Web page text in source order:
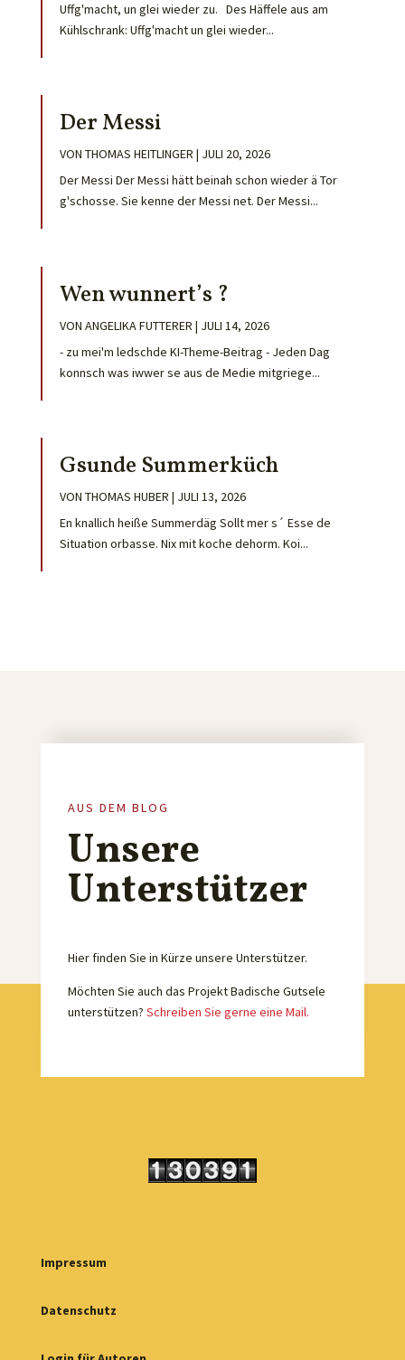
Uffg'macht, un glei wieder zu. Des Häffele aus am
Kühlschrank: Uffg'macht un glei wieder...
Der Messi
VON THOMAS HEITLINGER | JULI 20, 2026
Der Messi Der Messi hätt beinah schon wieder ä Tor
g'schosse. Sie kenne der Messi net. Der Messi...
Wen wunnert’s ?
VON ANGELIKA FUTTERER | JULI 14, 2026
- zu mei'm ledschde KI-Theme-Beitrag - Jeden Dag
konnsch was iwwer se aus de Medie mitgriege...
Gsunde Summerküch
VON THOMAS HUBER | JULI 13, 2026
En knallich heiße Summerdäg Sollt mer s´ Esse de
Situation orbasse. Nix mit koche dehorm. Koi...
AUS DEM BLOG
Unsere
Unterstützer
Hier finden Sie in Kürze unsere Unterstützer.
Möchten Sie auch das Projekt Badische Gutsele
unterstützen? Schreiben Sie gerne eine Mail.
Impressum
Datenschutz